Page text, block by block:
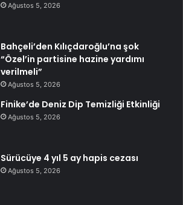
Ağustos 5, 2026
Bahçeli’den Kılıçdaroğlu’na şok
“Özel’in partisine hazine yardımı
verilmeli”
Ağustos 5, 2026
Finike’de Deniz Dip Temizliği Etkinliği
Ağustos 5, 2026
Sürücüye 4 yıl 5 ay hapis cezası
Ağustos 5, 2026